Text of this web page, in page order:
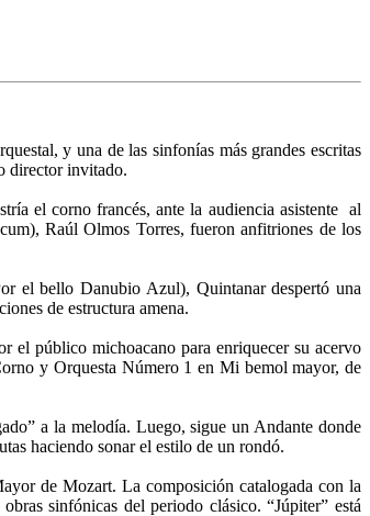
y una de las sinfonías más grandes escritas
director invitado.
el corno francés, ante la audiencia asistente al
Raúl Olmos Torres, fueron anfitriones de los
el bello Danubio Azul), Quintanar despertó una
de estructura amena.
el público michoacano para enriquecer su acervo
y Orquesta Número 1 en Mi bemol mayor, de
a la melodía. Luego, sigue un Andante donde
haciendo sonar el estilo de un rondó.
de Mozart. La composición catalogada con la
sinfónicas del periodo clásico. “Júpiter” está